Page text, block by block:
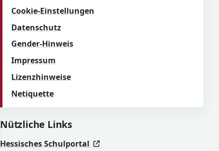
Cookie-Einstellungen
Datenschutz
Gender-Hinweis
Impressum
Lizenzhinweise
Netiquette
Nützliche Links
Hessisches Schulportal (öffnet in neuem Fenster)
(öffnet in neuem Fenster)